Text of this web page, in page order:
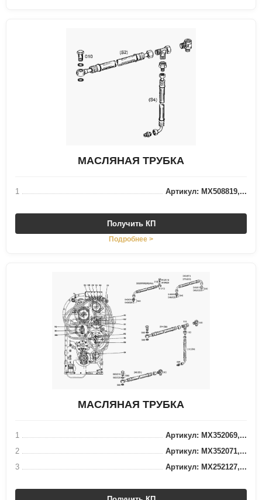
МАСЛЯНАЯ ТРУБКА
1 Артикул: MX508819,...
Получить КП
Подробнее >
МАСЛЯНАЯ ТРУБКА
1
Артикул: MX352069,...
2
Артикул: MX352071,...
3
Артикул: MX252127,...